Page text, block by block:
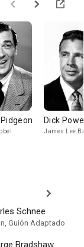
Dick
James Lee
Schnee
Guión Adaptado
Bradshaw